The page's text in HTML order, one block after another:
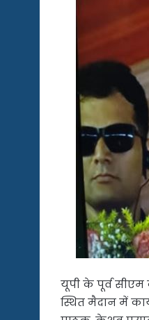
यूपी के पूर्व सीएम
स्थित मैदान में